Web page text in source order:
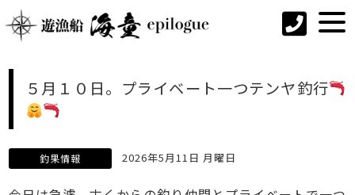
５月１０日。プライベート一つテンヤ釣行
釣果情報 2026年5月11日 月曜日